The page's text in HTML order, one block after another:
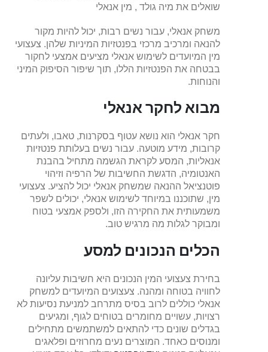
שואלים את מיה גולד , מין אנאלי
משחק אנאלי, עבור נשים רבות, יכול להיות מקור
להנאה ומרכיב מרכזי בפנטזיות המיניות שלהן. צעצועי
מין המיועדים לשימוש אנאלי מציעים אמצעי לחקור
בבטחה את הפנטזיות הללו, תוך שיפור הסיפוק המיני
והנוחות.
מבוא לחקר אנאלי
חקר אנאלי הוא נושא עטוף בסקרנות, טאבו, ולעתים
קרובות, מידע מוטעה. עבור נשים בעלותת פנטזיות
אנאליות, המסע לקראת הגשמה מתחיל בהבנת
האנטומיה, הדגשת החשיבות של הרפיה וזיהוי
פוטנציאל ההנאה שמשחק אנאלי יכול להציע. צעצועי
מין, שתוכננו במיוחד לשימוש אנאלי, יכולים לשפר
משמעותית את החקירה הזו, ולספק אמצעי בטוח
ומבוקר לגלות מה מרגיש טוב.
הכלים הנכונים למסע
בחירת צעצועי המין הנכונים היא חשיבות עליונה
לחוויה בטוחה ומהנה. צעצועים המיועדים למשחק
אנאלי כוללים לרוב בסיס מתרחב למניעת נסיעות לא
רצויות, עשויים מחומרים בטוחים לגוף, ומגיעים
בגדלים שונים כדי להתאים למשתמשים מתחילים
ומנוסים כאחד. המוצרים נעים מחרוזים ופלאגים